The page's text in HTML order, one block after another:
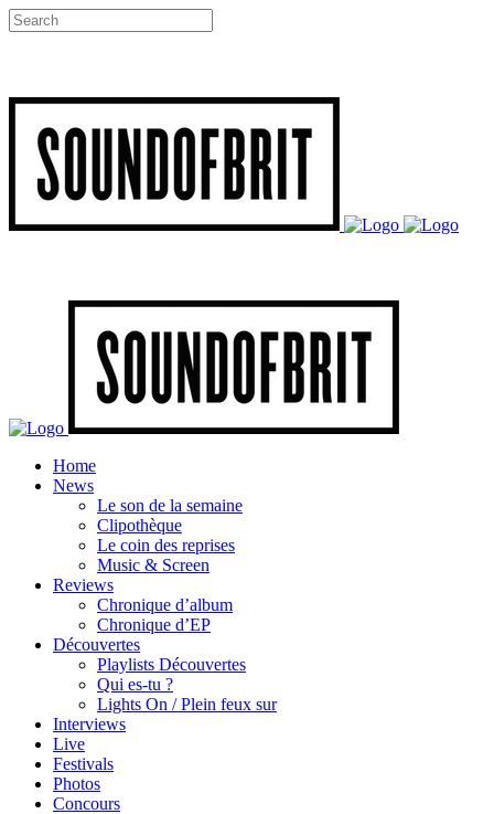
Home
News
Le son de la semaine
Clipothèque
Le coin des reprises
Music & Screen
Reviews
Chronique d’album
Chronique d’EP
Découvertes
Playlists Découvertes
Qui es-tu ?
Lights On / Plein feux sur
Interviews
Live
Festivals
Photos
Concours